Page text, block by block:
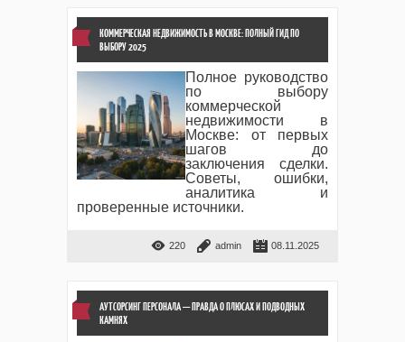
КОММЕРЧЕСКАЯ НЕДВИЖИМОСТЬ В МОСКВЕ: ПОЛНЫЙ ГИД ПО
ВЫБОРУ 2025
Полное руководство
по выбору
коммерческой
недвижимости в
Москве: от первых
шагов до
заключения сделки.
Советы, ошибки,
аналитика и
проверенные источники.
220 admin 08.11.2025
АУТСОРСИНГ ПЕРСОНАЛА — ПРАВДА О ПЛЮСАХ И ПОДВОДНЫХ
КАМНЯХ